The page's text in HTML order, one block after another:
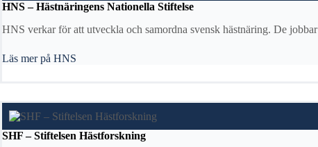
HNS – Hästnäringens Nationella Stiftelse
HNS verkar för att utveckla och samordna svensk hästnäring. De
Läs mer på HNS
SHF – Stiftelsen Hästforskning